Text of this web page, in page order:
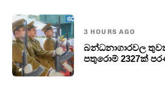
3 HOURS AGO
බන්ධනාගාරවල
පතුරොම් 2327ක්